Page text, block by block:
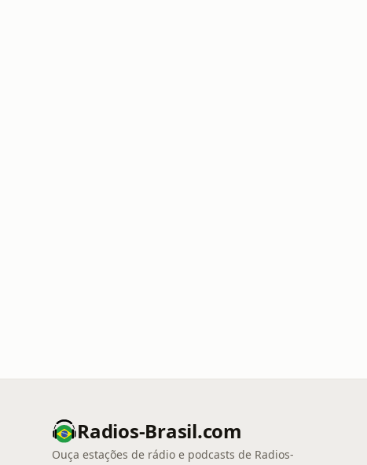
Radios-Brasil.com
Ouça estações de rádio e podcasts de Radios-